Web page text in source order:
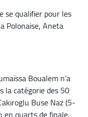
se qualifier pour les
Polonaise, Aneta
Boualem n’a
la catégorie des 50
Buse Naz (5-